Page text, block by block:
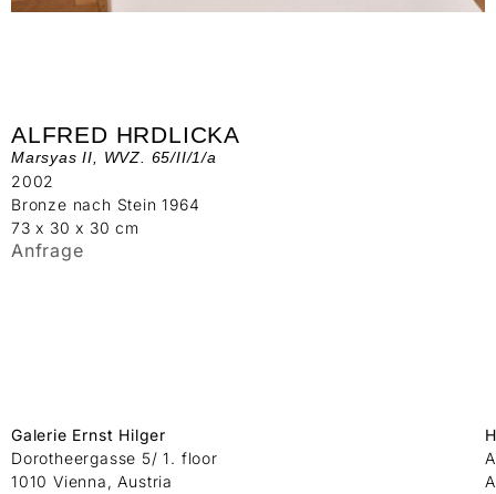
ALFRED HRDLICKA
Marsyas II, WVZ. 65/II/1/a
2002
Bronze nach Stein 1964
73 x 30 x 30 cm
Anfrage
Galerie Ernst Hilger
Dorotheergasse 5/ 1. floor
1010 Vienna, Austria